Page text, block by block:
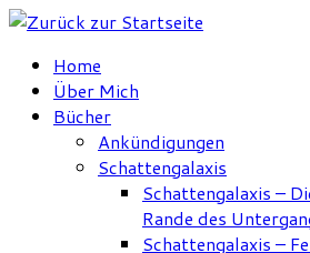
Zum
springenHome
Über Mich
Bücher
Ankündigungen
Schattengalaxis
Schattengalaxis –
Rande des
Schattengalaxis –